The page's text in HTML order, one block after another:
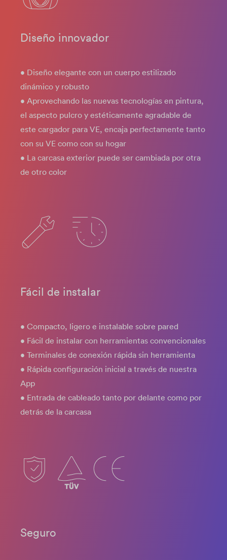
Diseño innovador
• Diseño elegante con un cuerpo estilizado
dinámico y robusto
• Aprovechando las nuevas tecnologías en pintura,
el aspecto pulcro y estéticamente agradable de
este cargador para VE, encaja perfectamente tanto
con su VE como con su hogar
• La carcasa exterior puede ser cambiada por otra
de otro color
Fácil de instalar
• Compacto, ligero e instalable sobre pared
• Fácil de instalar con herramientas convencionales
• Terminales de conexión rápida sin herramienta
• Rápida configuración inicial a través de nuestra
App
• Entrada de cableado tanto por delante como por
detrás de la carcasa
Seguro